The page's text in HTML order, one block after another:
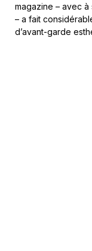
magazine – avec
– a fait
d’avant-garde